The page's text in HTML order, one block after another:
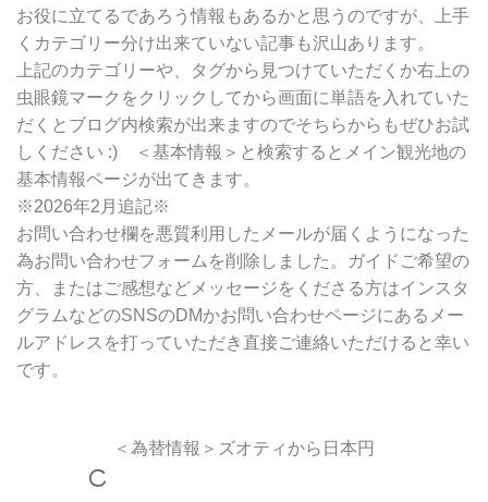
お役に立てるであろう情報もあるかと思うのですが、上手
くカテゴリー分け出来ていない記事も沢山あります。
上記のカテゴリーや、タグから見つけていただくか右上の
虫眼鏡マークをクリックしてから画面に単語を入れていた
だくとブログ内検索が出来ますのでそちらからもぜひお試
しください :) ＜基本情報＞と検索するとメイン観光地の
基本情報ページが出てきます。
※2026年2月追記※
お問い合わせ欄を悪質利用したメールが届くようになった
為お問い合わせフォームを削除しました。ガイドご希望の
方、またはご感想などメッセージをくださる方はインスタ
グラムなどのSNSのDMかお問い合わせページにあるメー
ルアドレスを打っていただき直接ご連絡いただけると幸い
です。
＜為替情報＞ズオティから日本円